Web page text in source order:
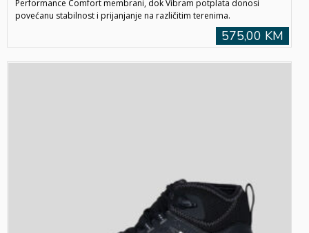
Performance Comfort membrani, dok Vibram potplata donosi
povećanu stabilnost i prijanjanje na različitim terenima.
575,00 KM